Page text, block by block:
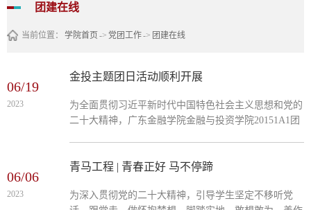
团建在线
当前位置： 学院首页-> 党团工作-> 团建在线
06/19
2023
金投主题团日活动顺利开展
为全面贯彻习近平新时代中国特色社会主义思想和党的
二十大精神，广东金融学院金融与投资学院20151A1团
日活动，我们希望同学们深刻学习和了解党的二十大精
排和未来五年的主要目标任务，牢牢把握“坚持和加强
06/06
2023
青马工程 | 青春正好 马不停蹄
​为深入贯彻党的二十大精神，引导学生坚定不移听党